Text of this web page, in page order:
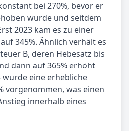
bei 270%, bevor er
wurde und seitdem
2023 kam es zu einer
345%. Ähnlich verhält es
B, deren Hebesatz bis
dann auf 365% erhöht
wurde eine erhebliche
vorgenommen, was einen
innerhalb eines